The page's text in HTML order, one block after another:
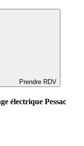
Prendre RDV
électrique Pessac